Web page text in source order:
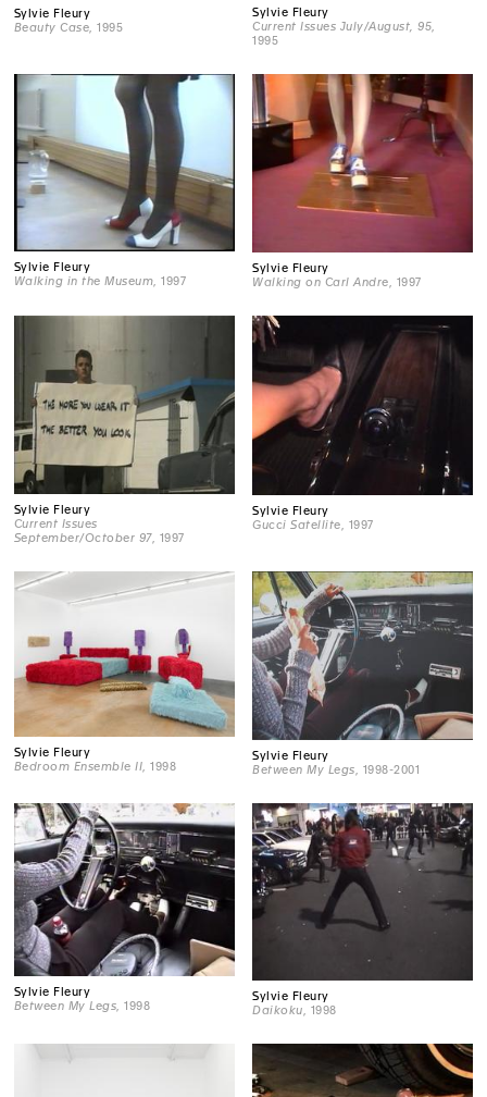
Sylvie Fleury
Beauty Case , 1995
Sylvie Fleury
Current Issues July/August, 95
1995
Sylvie Fleury
Walking in the Museum , 1997
Sylvie Fleury
Walking on Carl Andre , 1997
Sylvie Fleury
Current Issues
September/October 97, 1997
Sylvie Fleury
Gucci Satellite , 1997
Sylvie Fleury
Bedroom Ensemble II , 1998
Sylvie Fleury
Between My Legs , 1998-2001
Sylvie Fleury
Between My Legs, 1998
Sylvie Fleury
Daikoku , 1998